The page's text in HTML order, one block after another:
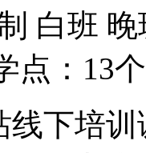
白班 晚
点：13个
线下培